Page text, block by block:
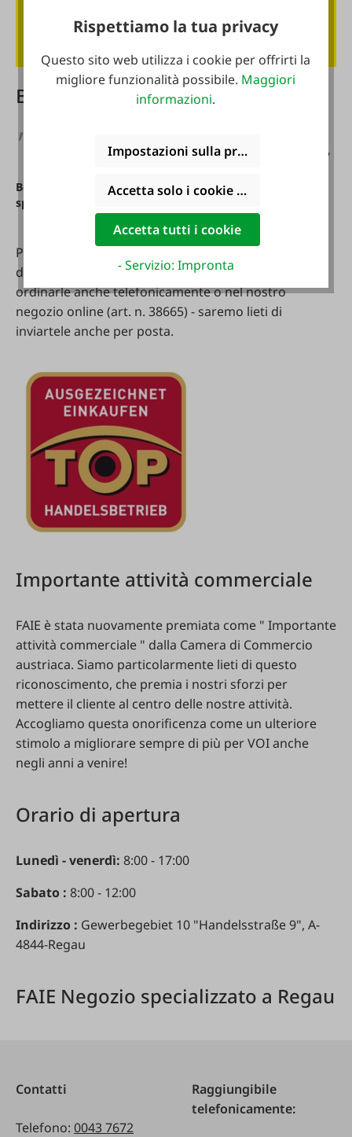
Buono acquistoFAIE
occasione.Da noi c'è qualcosa
Bernhard Schuster,responsabile del punto
specializzato
Puoi
di
direttamentealla cassa.Naturalmente
ordinarleanchetelefonicamenteonelnostro
negozio online(art. n. 38665) - saremo lieti di
inviarteleanche per posta.
Importante attività commerciale
FAIE è stata nuovamente premiata come " Importante
attività commerciale " dalla Camera di Commercio
austriaca. Siamo particolarmente lieti di questo
riconoscimento, che premia i nostri sforzi per
mettere il clienteal centro delle nostreattività.
Accogliamo questa onorificenza come un ulteriore
stimolo a migliorare sempre di più perVOIanche
negli anni a venire!
Orario di apertura
Lunedì -venerdì: 8:00 - 17:00
Sabato : 8:00 - 12:00
Indirizzo : Gewerbegebiet 10 "Handelsstraße 9", A-
4844-Regau
FAIE Negozio specializzato a Regau
Contatti
Telefono: 0043 7672
Raggiungibile
telefonicamente:
Rispettiamo la tua privacy
Questo sito web utilizza i cookie per offrirti la
migliore funzionalità possibile. Maggiori
informazioni.
Impostazioni sulla privacy
Accetta solo i cookie funzionali
Accetta tutti i cookie
- Servizio: Impronta